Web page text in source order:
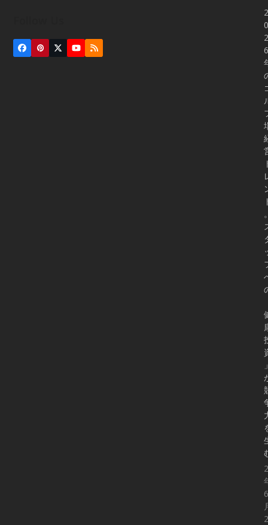
Facebook
Pinterest
Twitter
(deprecated)
YouTube
RSS
2
0
2
6
6